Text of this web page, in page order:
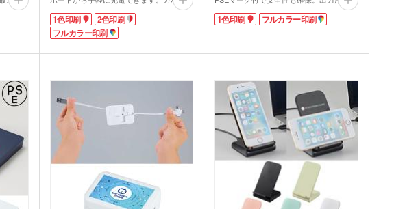
A
ラグ
USB-
入れておけば、外出先での電池切れも安
心。商品本体への充電中は赤、ランプが消
えたら充電完了のお知らせです。商品から
す。
スマートフォンの周辺グッズは、もらって
うれしいノベルティとして人気急上昇中で
す。
1色印刷
2色印刷
フルカラー印刷
ポートは2口搭載されており、スマートフ
ォンなどを2台同時に充電可能です。側面
や外出先、災害時の備えとしても活躍しま
印刷して周年記念品にいかがですか。
1色印刷 フルカラー印刷
バスグッズ
ミラー
トグ
ランタン
スポーツ
ディ